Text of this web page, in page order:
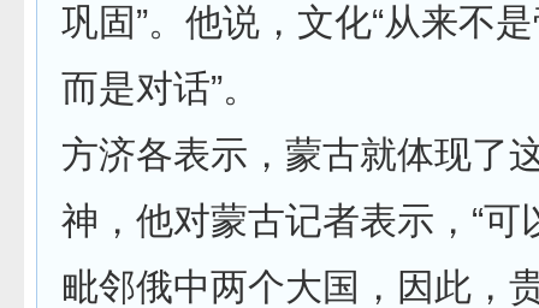
巩固”。他说，文化“从来不
而是对话”。
方济各表示，蒙古就体现了
神，他对蒙古记者表示，“可
毗邻俄中两个大国，因此，